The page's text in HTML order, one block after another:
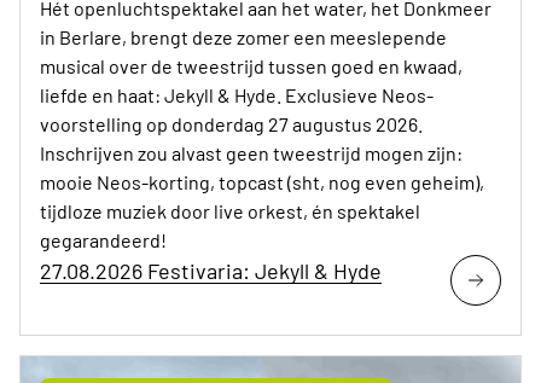
Hét openluchtspektakel aan het water, het Donkmeer
in Berlare, brengt deze zomer een meeslepende
musical over de tweestrijd tussen goed en kwaad,
liefde en haat: Jekyll & Hyde. Exclusieve Neos-
voorstelling op donderdag 27 augustus 2026.
Inschrijven zou alvast geen tweestrijd mogen zijn:
mooie Neos-korting, topcast (sht, nog even geheim),
tijdloze muziek door live orkest, én spektakel
gegarandeerd!
27.08.2026 Festivaria: Jekyll & Hyde